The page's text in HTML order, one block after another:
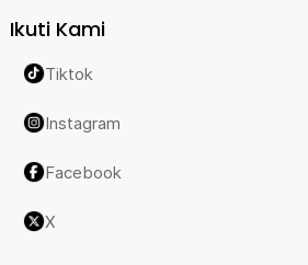
dilakukan agar
Fokus ke satu
Ikuti Kami
Tiktok
Instagram
Facebook
X